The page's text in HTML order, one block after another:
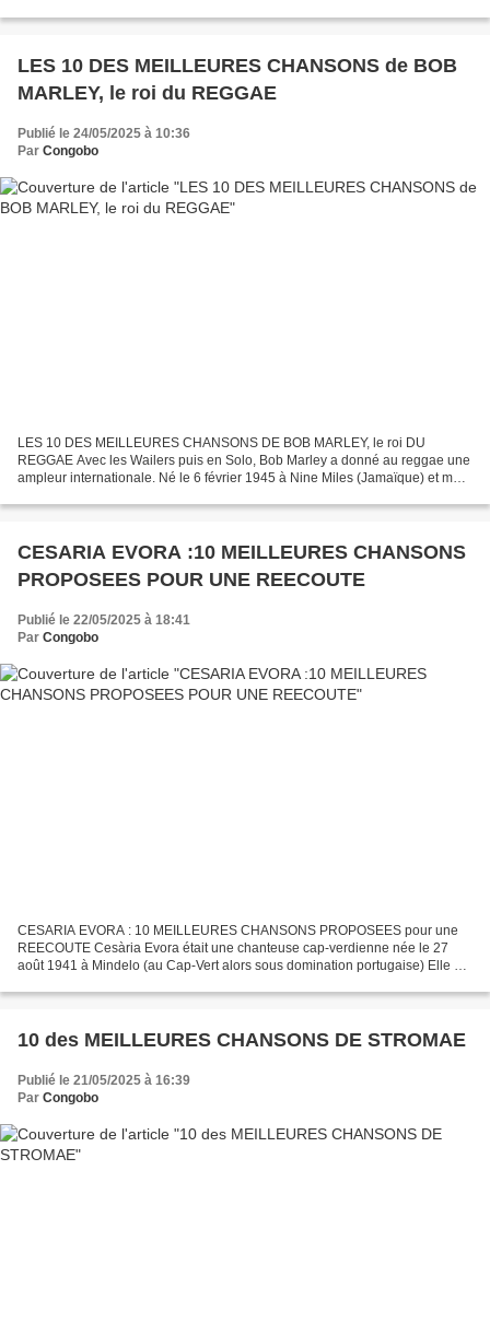
LES 10 DES MEILLEURES CHANSONS de BOB
MARLEY, le roi du REGGAE
Publié le 24/05/2025 à 10:36
Par Congobo
LES 10 DES MEILLEURES CHANSONS DE BOB MARLEY, le roi DU
REGGAE Avec les Wailers puis en Solo, Bob Marley a donné au reggae une
ampleur internationale. Né le 6 février 1945 à Nine Miles (Jamaïque) et mort
CESARIA EVORA :10 MEILLEURES CHANSONS
PROPOSEES POUR UNE REECOUTE
Publié le 22/05/2025 à 18:41
Par Congobo
CESARIA EVORA : 10 MEILLEURES CHANSONS PROPOSEES pour une
REECOUTE Cesària Evora était une chanteuse cap-verdienne née le 27
août 1941 à Mindelo (au Cap-Vert alors sous domination portugaise) Elle est
10 des MEILLEURES CHANSONS DE STROMAE
Publié le 21/05/2025 à 16:39
Par Congobo